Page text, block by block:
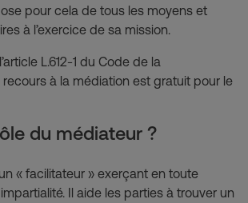
pour cela de tous les moyens et
à l’exercice de sa mission.
L.612-1 du Code de la
à la médiation est gratuit pour le
du médiateur ?
« facilitateur » exerçant en toute
Il aide les parties à trouver un